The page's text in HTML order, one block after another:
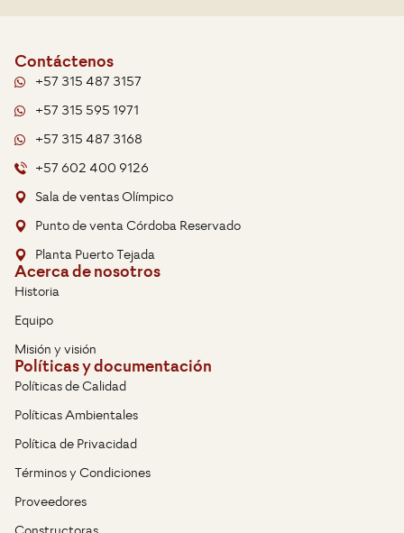
Contáctenos
+57 315 487 3157
+57 315 595 1971
+57 315 487 3168
+57 602 400 9126
Sala de ventas Olímpico
Punto de venta Córdoba Reservado
Planta Puerto Tejada
Acerca de nosotros
Historia
Equipo
Misión y visión
Políticas y documentación
Políticas de Calidad
Políticas Ambientales
Política de Privacidad
Términos y Condiciones
Proveedores